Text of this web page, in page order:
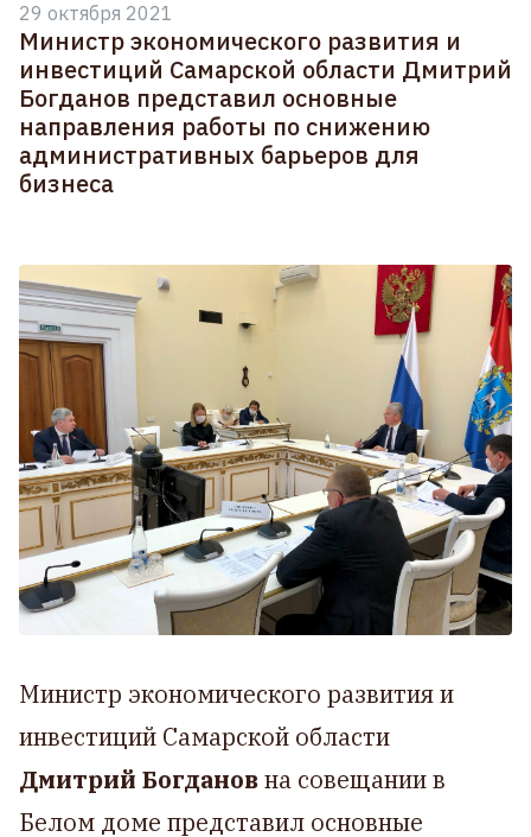
29 октября 2021
Министр экономического развития и
инвестиций Самарской области Дмитрий
Богданов представил основные
направления работы по снижению
административных барьеров для
бизнеса
Министр экономического развития и
инвестиций Самарской области
Дмитрий Богдановна совещании в
Белом доме представил основные